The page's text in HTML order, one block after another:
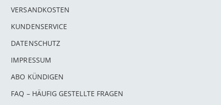
VERSANDKOSTEN
KUNDENSERVICE
DATENSCHUTZ
IMPRESSUM
ABO KÜNDIGEN
FAQ – HÄUFIG GESTELLTE FRAGEN